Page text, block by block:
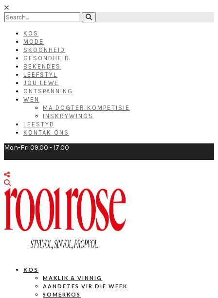
KOS
MODE
SKOONHEID
GESONDHEID
BEKENDES
LEEFSTYL
JOU LEWE
ONTSPANNING
WEN
MA DOGTER KOMPETISIE
INSKRYWINGS
LEESTYD
KONTAK ONS
Mon-Fri 09.00 - 17.00
KOS
MAKLIK & VINNIG
AANDETES VIR DIE WEEK
SOMERKOS